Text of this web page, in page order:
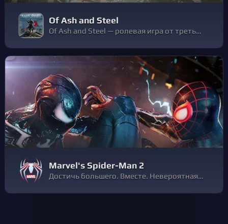
Of Ash and Steel
Of Ash and Steel — ролевая игра от третьего лица с открытым миром в духе классических представителей жанра, но с современным дизайном. Исследуйте земли некогда цветущего острова, улучшайте боевые навыки и выживайте в беспощадном королевстве Семи.
Marvel's Spider-Man 2
Достичь большего. Вместе. Невероятная сила симбиота становится серьезным вызовом для Питера Паркера и Майлза Моралеса. В этой части знаменитой франшизы им предстоит искать баланс между личной жизнью, дружбой и долгом, призывающим помогать людям.